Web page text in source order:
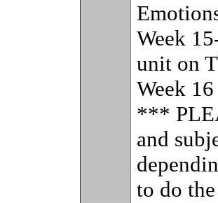
Week
unit on
Week
***
and
to do